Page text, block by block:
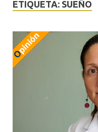
ETIQUETA: SUEÑO